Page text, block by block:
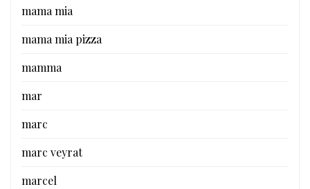
mama mia
mama mia pizza
mamma
mar
marc
marc veyrat
marcel